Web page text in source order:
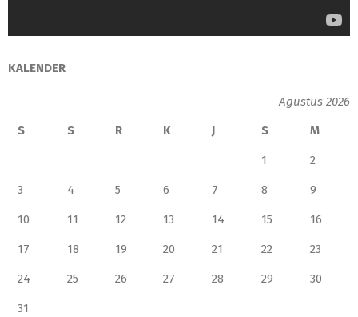
KALENDER
Agustus 2026
S
S R K J S M
1 2
3 4 5 6 7 8 9
10 11 12 13 14 15 16
17 18 19 20 21 22 23
24 25 26 27 28 29 30
31